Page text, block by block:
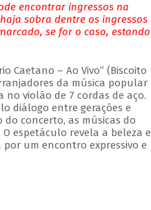
encontrar ingressos na
sobra dentre os ingressos
se for o caso, estando
Caetano – Ao Vivo” (Biscoito
da música popular
no violão de 7 cordas de aço.
diálogo entre gerações e
concerto, as músicas do
espetáculo revela a beleza e
um encontro expressivo e